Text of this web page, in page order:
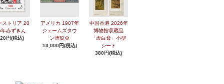
ストリア 20
赤ずきん
円(税込)
アメリカ 1907年
ジェームズタウ
ン博覧会
13,000円(税込)
中国香港 2026年
博物館収蔵品
「虚白斎」小型
シート
380円(税込)